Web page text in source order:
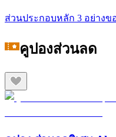
ส่วนประกอบหลัก 3 อย่างข
คูปองส่วนลด